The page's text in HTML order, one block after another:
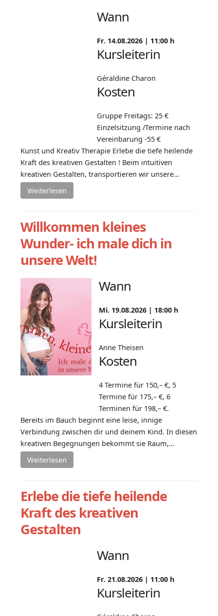
Wann
Fr. 14.08.2026 | 11:00 h
Kursleiterin
Géraldine Charon
Kosten
Gruppe Freitags: 25 €
Einzelsitzung /Termine nach
Vereinbarung -55 €
Kunst und Kreativ Therapie Erlebe die tiefe heilende
Kraft des kreativen Gestalten ! Beim intuitiven
kreativen Gestalten, transportieren wir unsere…
Weiterlesen
Willkommen kleines
Wunder- ich male dich in
unsere Welt!
Wann
Mi. 19.08.2026 | 18:00 h
Kursleiterin
Anne Theisen
Kosten
4 Termine für 150,– €, 5
Termine für 175,– €, 6
Terminen für 198,– €.
Bereits im Bauch beginnt eine leise, innige
Verbindung zwischen dir und deinem Kind. In diesen
kreativen Begegnungen bekommt sie Raum,…
Weiterlesen
Erlebe die tiefe heilende
Kraft des kreativen
Gestalten
Wann
Fr. 21.08.2026 | 11:00 h
Kursleiterin